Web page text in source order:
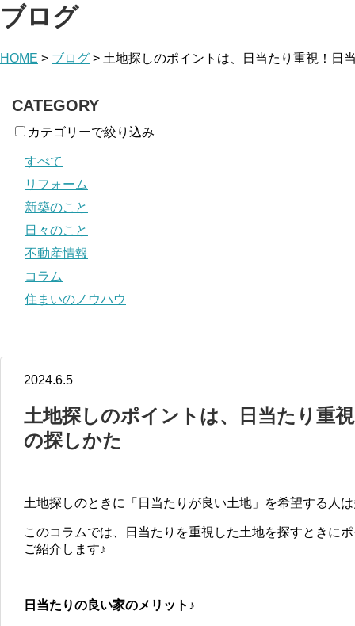
ブログ
HOME > ブログ > 土地探しのポイントは、日当たり重視！日
CATEGORY
カテゴリーで絞り込み
すべて
リフォーム
新築のこと
日々のこと
不動産情報
コラム
住まいのノウハウ
2024.6.5
土地探しのポイントは、日当たり重
の探しかた
土地探しのときに「日当たりが良い土地」を希望する人
このコラムでは、日当たりを重視した土地を探すときに
ご紹介します♪
日当たりの良い家のメリット♪